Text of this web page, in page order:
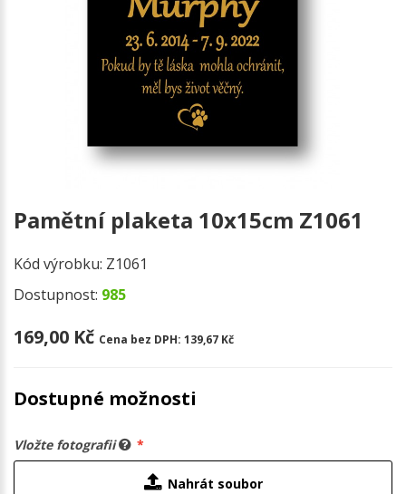
Pamětní plaketa 10x15cm Z1061
Kód výrobku: Z1061
Dostupnost: 985
169,00 Kč Cena bez DPH: 139,67 Kč
Dostupné možnosti
Vložte fotografii
Nahrát soubor